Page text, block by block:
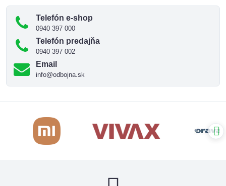
Telefón e-shop
0940 397 000
Telefón predajňa
0940 397 002
Email
info@odbojna.sk